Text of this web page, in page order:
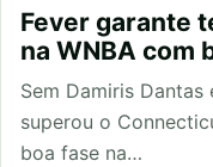
Fever garante
na WNBA com
Sem Damiris
superou o
boa fase na…